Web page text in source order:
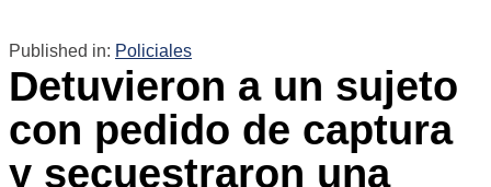
Published in: Policiales
Detuvieron a un sujeto
con pedido de captura
y secuestraron una